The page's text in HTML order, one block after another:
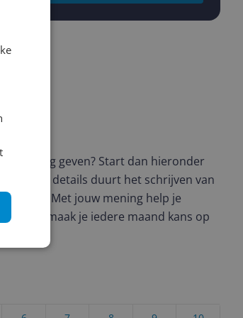
mening geven? Start dan hieronder
van de details duurt het schrijven van
Met jouw mening help je
én maak je iedere maand kans op